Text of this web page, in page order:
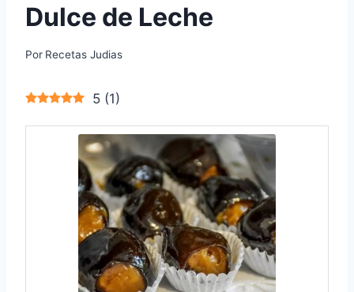
Dulce de Leche
Por Recetas Judias
5 (1)